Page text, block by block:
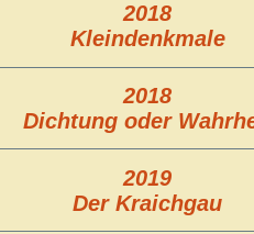
2018
Kleindenkmale
2018
Dichtung oder
2019
Der Kraichgau